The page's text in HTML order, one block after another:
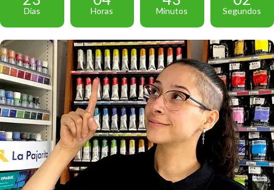
Días Horas Minutos Segundos